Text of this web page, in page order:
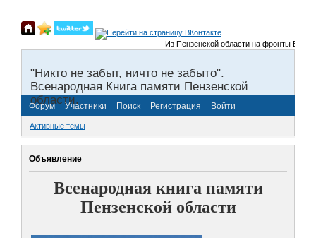
Из Пензенской области на фронты
"Никто не забыт, ничто не забыто".
Всенародная Книга памяти Пензенской
области.
Форум Участники Поиск Регистрация Войти
Активные темы
Объявление
Всенародная книга памяти
Пензенской области